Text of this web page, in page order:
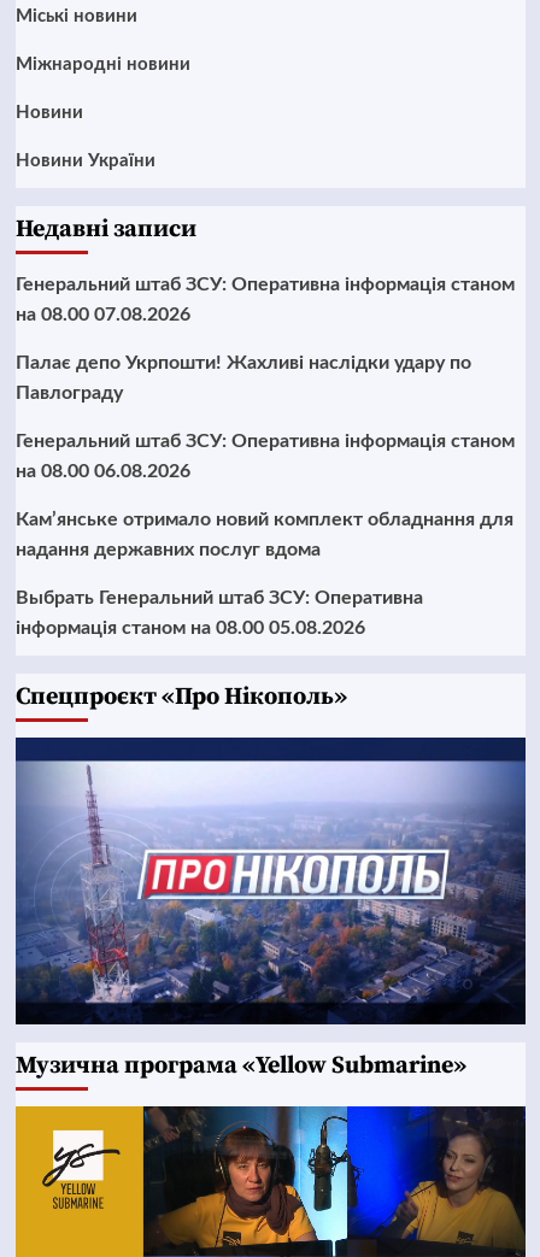
Mіські новини
Міжнародні новини
Новини
Новини України
Недавні записи
Генеральний штаб ЗСУ: Оперативна інформація станом
на 08.00 07.08.2026
Палає депо Укрпошти! Жахливі наслідки удару по
Павлограду
Генеральний штаб ЗСУ: Оперативна інформація станом
на 08.00 06.08.2026
Кам’янське отримало новий комплект обладнання для
надання державних послуг вдома
Выбрать Генеральний штаб ЗСУ: Оперативна
інформація станом на 08.00 05.08.2026
Cпецпроєкт «Про Нікополь»
Музична програма «Yellow Submarine»